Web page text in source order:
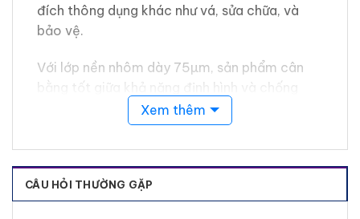
đích thông dụng khác như vá, sửa chữa, và
bảo vệ.
Với lớp nền nhôm dày 75µm, sản phẩm cân
bằng tốt giữa khả năng định hình và chống
rách, giúp tăng độ bền trong các ứng dụng
che chắn khắt khe. Keo acrylic đặc biệt đảm
bảo khả năng tháo gỡ mà không để lại dư
lượng, đồng thời có khả năng chống hóa chất
vượt trội cho các ứng dụng chuyên sâu. Sản
Xem thêm
CÂU HỎI THƯỜNG GẶP